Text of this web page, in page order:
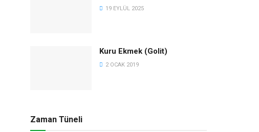
19 EYLÜL 2025
Kuru Ekmek (Golit)
2 OCAK 2019
Zaman Tüneli